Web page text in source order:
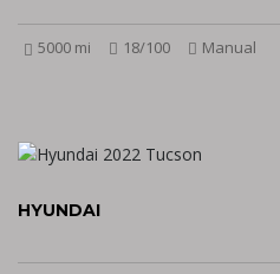
5000 mi 18/100 Manual
HYUNDAI